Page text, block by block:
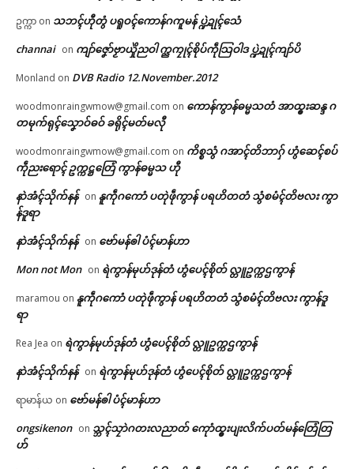
ဌာန်ပရိုၚ်ဗၠးၜးမန်
ရုဲစှ်
🏛 လညာတ်ပါ်ပဲါ
ညးဒါန်လိက်
ဗွဳဒဳယဵု
ကေတ်အဆက်
ဂၠိုၚ်ကၠုၚ်
In "ပရိုၚ်"
ပၞာန်ဗၟာ အာတ်မိက်ဒၟံင်ဂကောံရပ်
လွဟ်ကရေင်တံ ဂွံၜါဝါ
June 19, 2026
မေန်အံင်လှာင် မုဟိုတ်ဒက်မဟာမိ
တ်ကဵု သမ္မတဍုင်ဗဳဠာရုတ်ရော
ဥက္ကာ on သဘၚ်ဟီုတွံ ပရူဝၚ်ကောန်ဂကူမန် ပ္ဍဲဍုၚ်သေံ
channai on ကျာ်ဇၞော်ဗၟာယှိုဲညဝါ က္ညကၠုၚ်စိုပ်ကဵုသြဝါဒ ပ္ဍဲဍုၚ်ကျာ်ပိ
Monland on DVB Radio 12.November.2012
woodmonraingwmow@gmail.com on ကောန်ကွာန်ဓမ္မသတံ အာထ္ၜးဆန္ဒ ဂ
တမုက်ရုၚ်သၞောဝ်ဓဝ် ခရိုၚ်မတ်မလီု
woodmonraingwmow@gmail.com on ကိစ္စသွံ ဂအာၚ်တိဘာဂှ် ဟွံဆေၚ်စပ်
ကဵုညးရောၚ် ဥက္ကဋ္ဌတြေံ ကွာန်ဓမ္မသ ဟီု
နာဲအံၚ်သိုက်နန် on နူကဵုဂကောံ ပတုဲဖဵုကွာန် ပရဟိတတံ သွံစမံၚ်တိဗလး ကွာ
န်ဒူရာ
နာဲအံၚ်သိုက်နန် on ဗော်မန်ၜါ ပံၚ်မာန်ဟာ
Mon not Mon on ရဲကွာန်မုဟ်ဒုန်တံ ဟွံပေၚ်စိုတ် လ္တူဥက္ကဌကွာန်
maramou on နူကဵုဂကောံ ပတုဲဖဵုကွာန် ပရဟိတတံ သွံစမံၚ်တိဗလး ကွာန်ဒူ
ရာ
Rea Jea on ရဲကွာန်မုဟ်ဒုန်တံ ဟွံပေၚ်စိုတ် လ္တူဥက္ကဌကွာန်
နာဲအံၚ်သိုက်နန် on ရဲကွာန်မုဟ်ဒုန်တံ ဟွံပေၚ်စိုတ် လ္တူဥက္ကဌကွာန်
ရာမာန်ယ on ဗော်မန်ၜါ ပံၚ်မာန်ဟာ
ongsikenon on သ္ဘၚ်သၠာဲဂတးလညာတ် ကေုာံထ္ၜးပျးလိက်ပတ်မန်တြေံတြ
ဟ်